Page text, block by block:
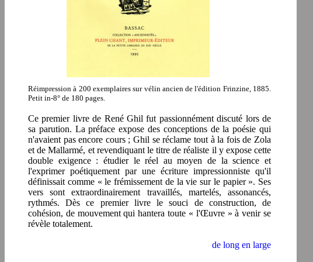
Réimpression à 200 exemplaires sur vélin ancien de l'édition Frinzine, 1885.
Petit in-8° de 180 pages.
Ce premier livre de René Ghil fut passionnément discuté lors de
sa parution. La préface expose des conceptions de la poésie qui
n'avaient pas encore cours ; Ghil se réclame tout à la fois de Zola
et de Mallarmé, et revendiquant le titre de réaliste il y expose cette
double exigence : étudier le réel au moyen de la science et
l'exprimer poétiquement par une écriture impressionniste qu'il
définissait comme « le frémissement de la vie sur le papier ». Ses
vers sont extraordinairement travaillés, martelés, assonancés,
rythmés. Dès ce premier livre le souci de construction, de
cohésion, de mouvement qui hantera toute « l'Œuvre » à venir se
révèle totalement.
de long en large